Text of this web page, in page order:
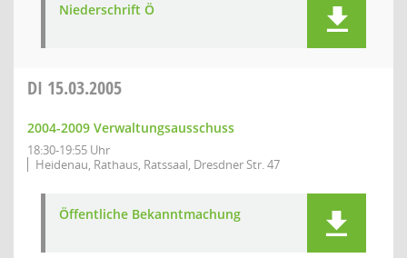
Niederschrift Ö
DI 15.03.2005
2004-2009 Verwaltungsausschuss
18:30-19:55 Uhr
Heidenau, Rathaus, Ratssaal, Dresdner Str. 47
Öffentliche Bekanntmachung